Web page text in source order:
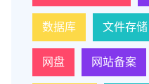
数据库 文件存储
网盘 网站备案